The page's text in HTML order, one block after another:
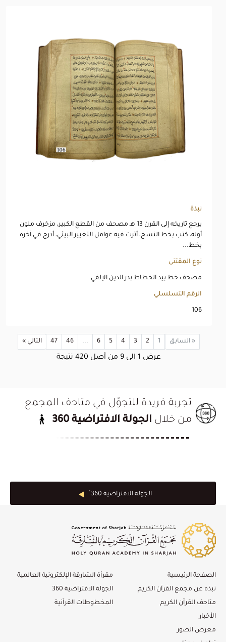
نبذة
يرجع تاريخه إلى القرن 13 هـ مصحف من القطع الكبير، مزخرف ملون
أوله، كتب بخط النسخ، أثرت فيه عوامل التغيير البيئي، أدرج في آخره
بخط...
نوع المقتنى
مصحف خط بيد الخطاط بدر الدين الإلفي
الرقم التسلسلي
106
« السابق 1
2
3
4
5
6
...
46
47 التالي »
عرض 1 الى 9 من أصل 420نتيجة
تجربة فريدة للتجوّل في متاحف المجمع
من خلال الجولة الافتراضية 360
الجولة الافتراضية 360 ْ
الصفحة الرئيسية
نبذه عن مجمع القرآن الكريم
متاحف القرآن الكريم
مقرأة الشارقة الإلكترونية العالمية
الجولة الافتراضية 360
المخطوطات القرآنية
الأخبار
معرض الصور